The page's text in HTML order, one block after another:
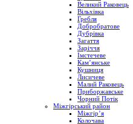
Великий Раковець
Вільхівка
Гребля
Добробратове
Дубрівка
Загаття
Заріччя
Імстечеве
Кам’янське
Кушниця
Лисичеве
Малий Раковець
Приборжавське
Чорний Потік
Міжгірський район
Міжгір’я
Колочава